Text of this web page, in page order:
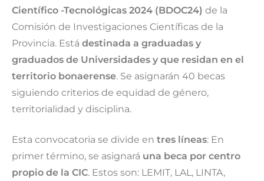
Científico -Tecnológicas 2024 (BDOC24) de la
Comisión de Investigaciones Científicas de la
Provincia. Está destinada a graduadas y
graduados de Universidades y que residan en el
territorio bonaerense. Se asignarán 40 becas
siguiendo criterios de equidad de género,
territorialidad y disciplina.
Esta convocatoria se divide en tres líneas: En
primer término, se asignará una beca por centro
propio de la CIC. Estos son: LEMIT, LAL, LINTA,